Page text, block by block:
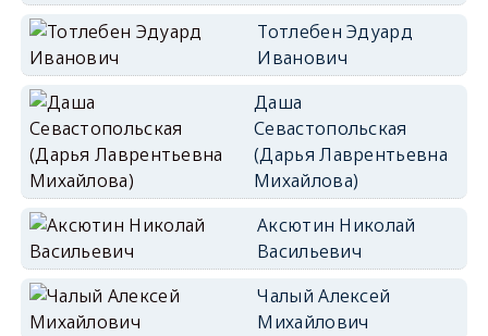
Тотлебен Эдуард
Иванович
Даша
Севастопольская
(Дарья Лаврентьевна
Михайлова)
Аксютин Николай
Васильевич
Чалый Алексей
Михайлович